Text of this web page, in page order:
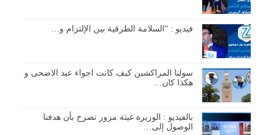
فيديو : “السلامة الطرقية بين الإلتزام و…
سولنا المراكشين كيف كانت اجواء عيد الاضحى و
هكذا كان…
بالفيديو : الوزيرة غيثة مزور تصرح بأن هدفنا
الوصول إلى…